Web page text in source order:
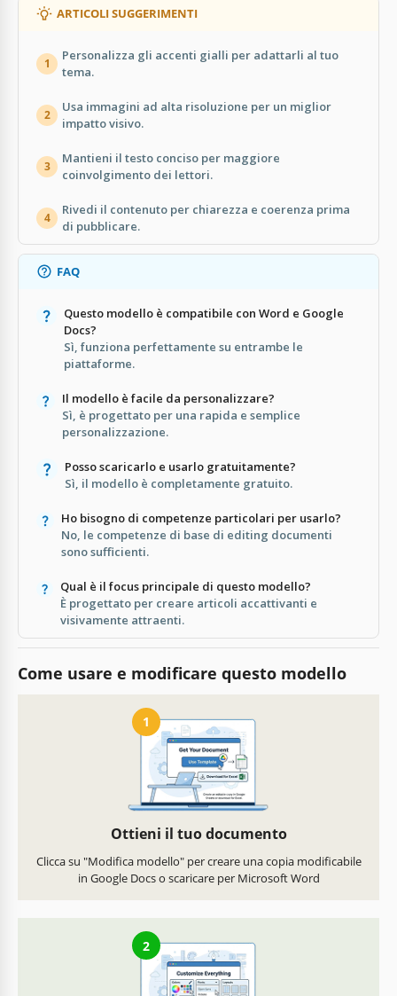
ARTICOLI SUGGERIMENTI
1
Personalizza gli accenti gialli per adattarli al tuo
tema.
2
Usa immagini ad alta risoluzione per un miglior
impatto visivo.
3
Mantieni il testo conciso per maggiore
coinvolgimento dei lettori.
4
Rivedi il contenuto per chiarezza e coerenza prima
di pubblicare.
FAQ
Questo modello è compatibile con Word e Google
Docs?
Sì, funziona perfettamente su entrambe le
piattaforme.
Il modello è facile da personalizzare?
Sì, è progettato per una rapida e semplice
personalizzazione.
Posso scaricarlo e usarlo gratuitamente?
Sì, il modello è completamente gratuito.
Ho bisogno di competenze particolari per usarlo?
No, le competenze di base di editing documenti
sono sufficienti.
Qual è il focus principale di questo modello?
È progettato per creare articoli accattivanti e
visivamente attraenti.
Come usare e modificare questo modello
1
Ottieni il tuo documento
Clicca su "Modifica modello" per creare una copia modificabile
in Google Docs o scaricare per Microsoft Word
2